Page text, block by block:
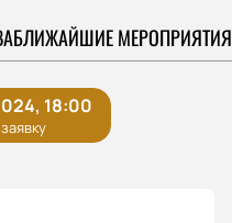
БЛИЖАЙШИЕ МЕРОПРИЯТИЯ